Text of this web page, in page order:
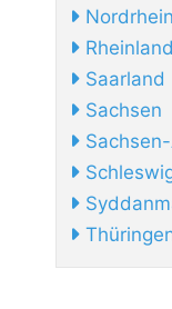
Saarland
Sachsen